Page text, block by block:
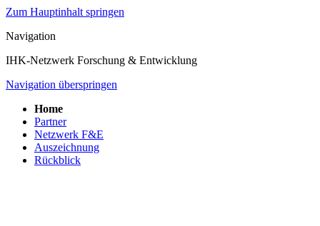
Zum Hauptinhalt springen
Navigation
IHK-Netzwerk Forschung & Entwicklung
Navigation überspringen
Home
Partner
Netzwerk F&E
Auszeichnung
Rückblick